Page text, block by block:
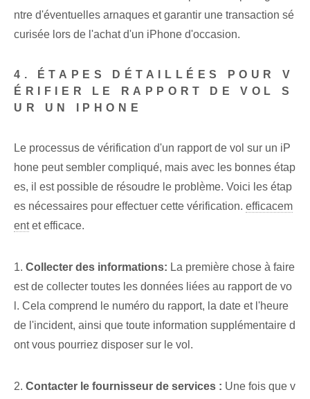
ntre d'éventuelles arnaques et garantir une transaction sé
curisée lors de l'achat d'un iPhone d'occasion.
4. ÉTAPES DÉTAILLÉES POUR V
ÉRIFIER LE RAPPORT DE VOL S
UR UN IPHONE
Le processus de vérification d'un rapport de vol sur un iP
hone peut sembler compliqué, mais avec les bonnes étap
es, il est possible de résoudre le problème. Voici les étap
es nécessaires pour effectuer cette vérification. efficacem
entet efficace.
1. Collecter des informations: La première chose à faire
est de collecter toutes les données liées au rapport de vo
l. Cela comprend le numéro du rapport, la date et l'heure
de l'incident, ainsi que toute information supplémentaire d
ont vous pourriez disposer sur le vol.
2. Contacter le fournisseur de services : Une fois que v